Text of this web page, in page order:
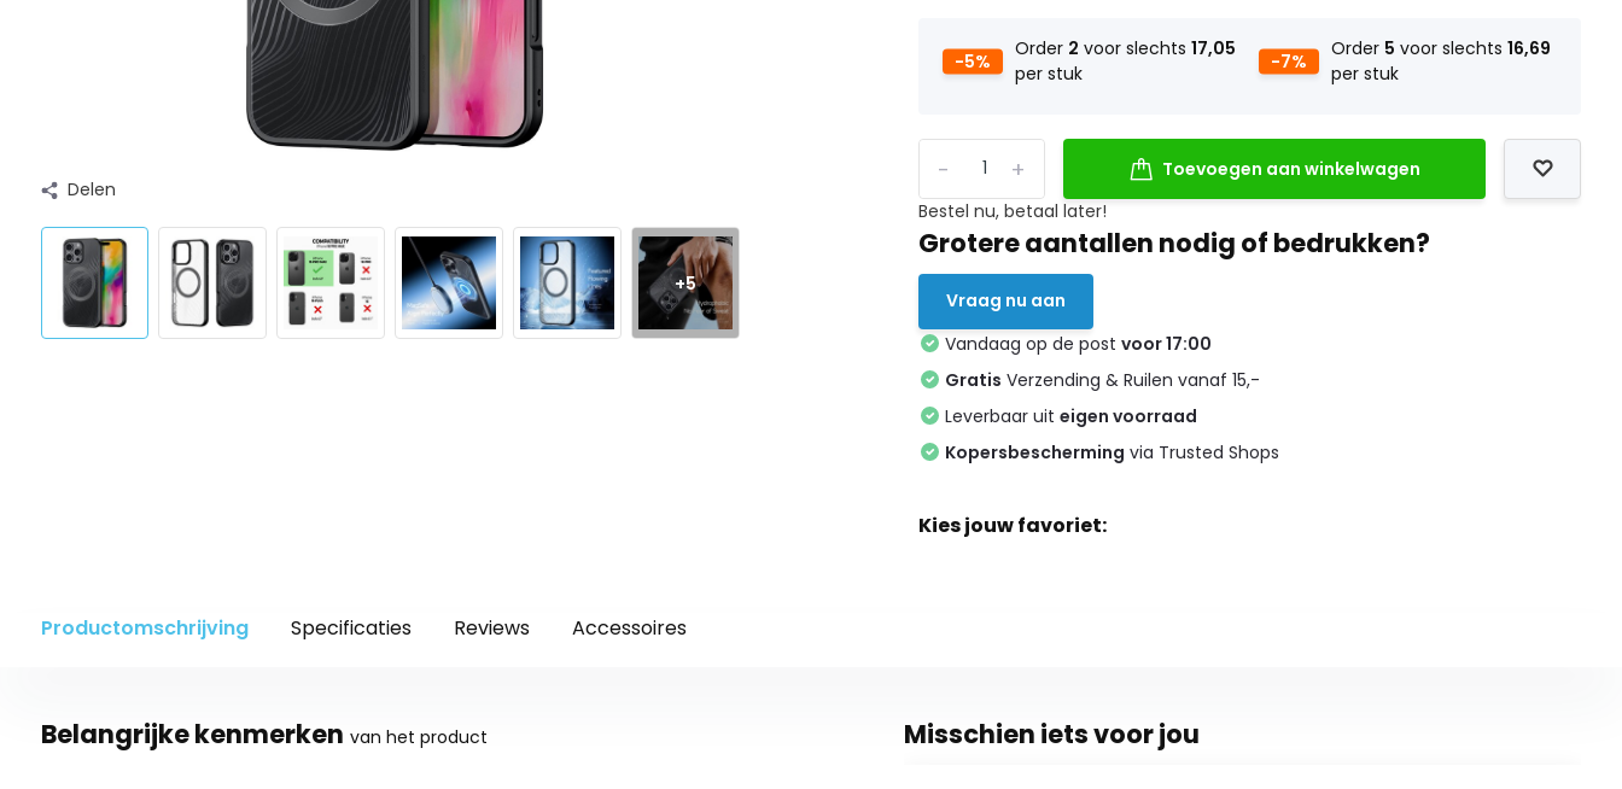
Delen
+5
-5%
Order 2 voor slechts17,05
per stuk
-7%
Order 5 voor slechts 16,69
per stuk
+
-
Toevoegen aan winkelwagen
Bestel nu, betaal later!
Grotere aantallen nodig of bedrukken?
Vraag nu aan
Vandaag op de postvoor 17:00
Gratis Verzending & Ruilen vanaf 15,-
Leverbaar uiteigen voorraad
Kopersbescherming via Trusted Shops
Kies jouw favoriet:
Productomschrijving Specificaties Reviews Accessoires
Belangrijke kenmerken van het product Misschien iets voor jou